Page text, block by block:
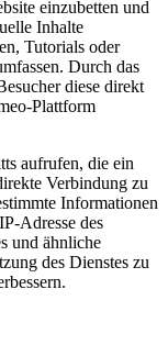
einzubetten und
Inhalte
Tutorials oder
Durch das
diese direkt
Plattform
aufrufen, die ein
Verbindung zu
Informationen
Adresse des
und ähnliche
des Dienstes zu